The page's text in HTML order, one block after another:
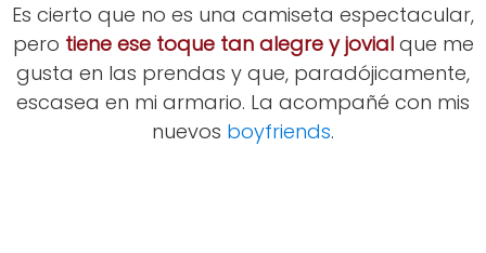
Es cierto que no es una camiseta espectacular,
pero tiene ese toque tan alegre y jovialque me
gusta en las prendas y que, paradójicamente,
escasea en mi armario. La acompañé con mis
nuevos boyfriends.